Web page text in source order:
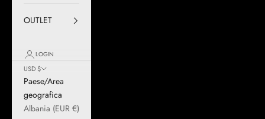
OUTLET
LOGIN
USD $
Paese/Area
geografica
Albania (EUR €)